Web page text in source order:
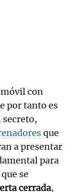
con
por tanto es
que
a presentar
para
se
cerrada,